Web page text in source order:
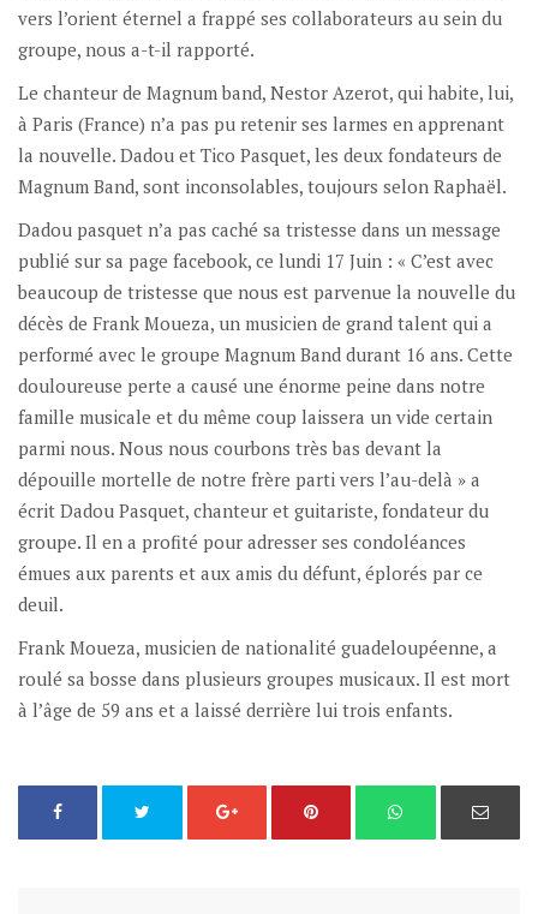
vers l’orient éternel a frappé ses collaborateurs au sein du
groupe, nous a-t-il rapporté.
Le chanteur de Magnum band, Nestor Azerot, qui habite, lui,
à Paris (France) n’a pas pu retenir ses larmes en apprenant
la nouvelle. Dadou et Tico Pasquet, les deux fondateurs de
Magnum Band, sont inconsolables, toujours selon Raphaël.
Dadou pasquet n’a pas caché sa tristesse dans un message
publié sur sa page facebook, ce lundi 17 Juin : « C’est avec
beaucoup de tristesse que nous est parvenue la nouvelle du
décès de Frank Moueza, un musicien de grand talent qui a
performé avec le groupe Magnum Band durant 16 ans. Cette
douloureuse perte a causé une énorme peine dans notre
famille musicale et du même coup laissera un vide certain
parmi nous. Nous nous courbons très bas devant la
dépouille mortelle de notre frère parti vers l’au-delà » a
écrit Dadou Pasquet, chanteur et guitariste, fondateur du
groupe. Il en a profité pour adresser ses condoléances
émues aux parents et aux amis du défunt, éplorés par ce
deuil.
Frank Moueza, musicien de nationalité guadeloupéenne, a
roulé sa bosse dans plusieurs groupes musicaux. Il est mort
à l’âge de 59 ans et a laissé derrière lui trois enfants.